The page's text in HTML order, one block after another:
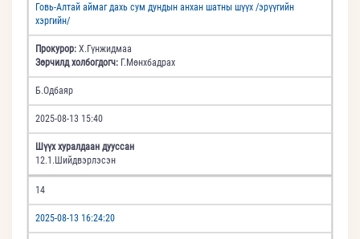
Говь-Алтай аймаг дахь сум дундын анхан шатны шүүх /эрүүгийн
хэргийн/
Прокурор: Х.Гүнжидмаа
Зөрчилд холбогдогч: Г.Мөнхбадрах
Б.Одбаяр
2025-08-13 15:40
Шүүх хуралдаан дууссан
12.1.Шийдвэрлэсэн
14
2025-08-13 16:24:20